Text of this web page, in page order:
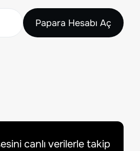
Papara Hesabı Aç
canlı verilerle takip